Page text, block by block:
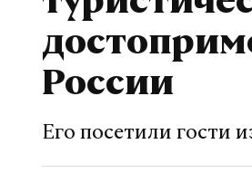
России
Его посетили гости